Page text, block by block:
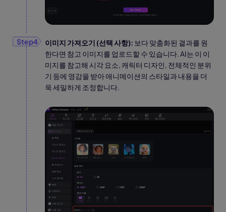
이미지 가져오기 (선택 사항): 보다 맞춤화된 결과를 원
한다면 참고 이미지를 업로드할 수 있습니다. AI는 이 이
미지를 참고해 시각 요소, 캐릭터 디자인, 전체적인 분위
기 등에 영감을 받아 애니메이션의 스타일과 내용을 더
욱 세밀하게 조정합니다.